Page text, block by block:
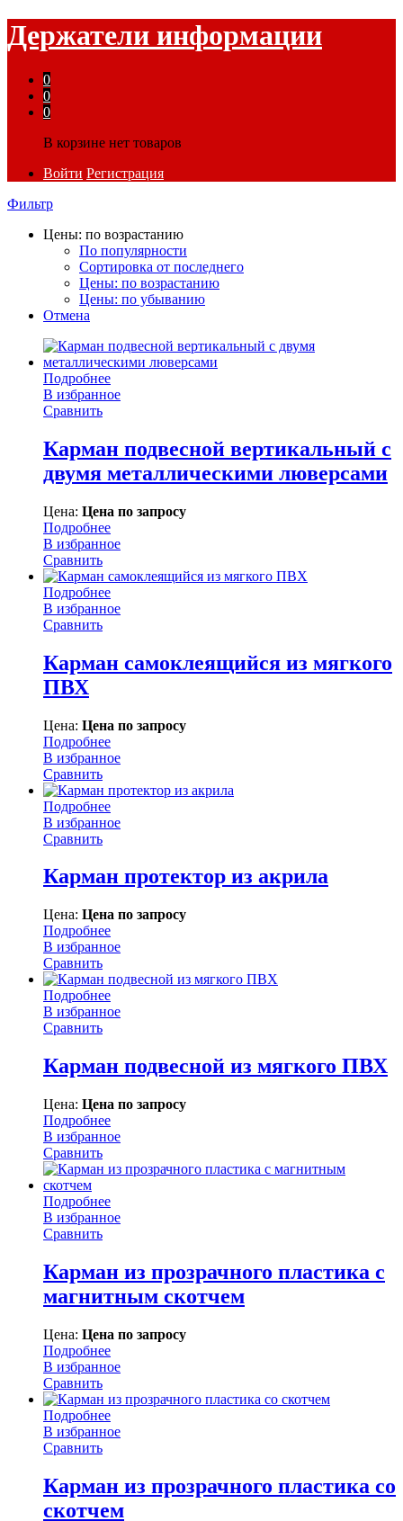
Держатели информации
0
0
0
В корзине нет товаров
Войти Регистрация
Фильтр
Цены: по возрастанию
По популярности
Сортировка от последнего
Цены: по возрастанию
Цены: по убыванию
Отмена
Подробнее
В избранное
Сравнить
Карман подвесной вертикальный с
двумя металлическими люверсами
Цена: Цена по запросу
Подробнее
В избранное
Сравнить
Подробнее
В избранное
Сравнить
Карман самоклеящийся из мягкого
ПВХ
Цена: Цена по запросу
Подробнее
В избранное
Сравнить
Подробнее
В избранное
Сравнить
Карман протектор из акрила
Цена: Цена по запросу
Подробнее
В избранное
Сравнить
Подробнее
В избранное
Сравнить
Карман подвесной из мягкого ПВХ
Цена: Цена по запросу
Подробнее
В избранное
Сравнить
Подробнее
В избранное
Сравнить
Карман из прозрачного пластика с
магнитным скотчем
Цена: Цена по запросу
Подробнее
В избранное
Сравнить
Подробнее
В избранное
Сравнить
Карман из прозрачного пластика со
скотчем